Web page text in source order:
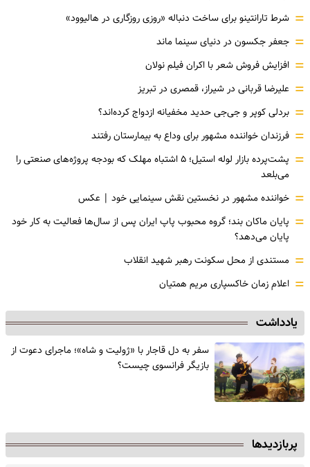
= شرط تارانتینو برای ساخت دنباله «روزی روزگاری در هالیوود»
= جعفر جکسون در دنیای سینما ماند
= افزایش فروش شعر با اکران فیلم نولان
= علیرضا قربانی در شیراز، قمصری در تبریز
= بردلی کوپر و جی‌جی حدید مخفیانه ازدواج کرده‌اند؟
= فرزندان خواننده مشهور برای وداع به بیمارستان رفتند
=
پشت‌پرده بازار لوله استیل؛ ۵ اشتباه مهلک که بودجه پروژه‌های صنعتی را
می‌بلعد
= خواننده مشهور در نخستین نقش سینمایی خود |‌ عکس
= پایان ماکان بند؛ گروه محبوب پاپ ایران پس از سال‌ها فعالیت به کار خود
پایان می‌دهد؟
= مستندی از محل سکونت رهبر شهید انقلاب
= اعلام زمان خاکسپاری مریم همتیان
یادداشت
سفر به دل قاجار با «ژولیت و شاه»؛ ماجرای دعوت از
‌بازیگر فرانسوی چیست؟
پربازدیدها